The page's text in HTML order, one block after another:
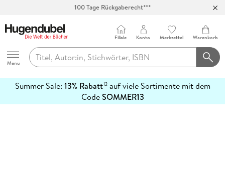
100 Tage Rückgaberecht***
Hugendubel
Menu
Filiale Konto Merkzettel Warenkorb
Summer Sale: 13% Rabatt12auf viele Sortimente mit dem
CodeSOMMER13
erfahren